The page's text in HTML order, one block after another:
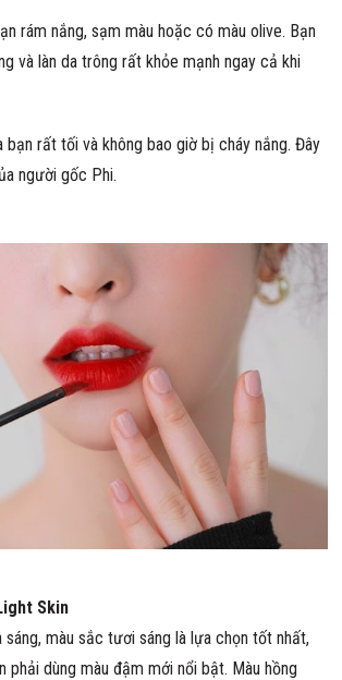
rám nắng, sạm màu hoặc có màu olive. Bạn
và làn da trông rất khỏe mạnh ngay cả khi
bạn rất tối và không bao giờ bị cháy nắng. Đây
người gốc Phi.
Skin
màu sắc tươi sáng là lựa chọn tốt nhất,
phải dùng màu đậm mới nổi bật. Màu hồng